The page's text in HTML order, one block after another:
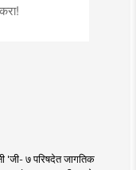
'जी- ७ परिषदेत जागतिक